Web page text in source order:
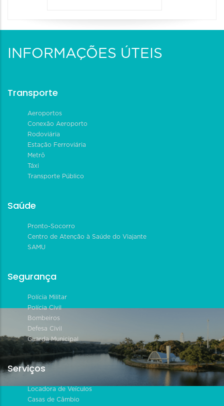
INFORMAÇÕES ÚTEIS
Transporte
Aeroportos
Conexão Aeroporto
Rodoviária
Estação Ferroviária
Metrô
Táxi
Transporte Público
Saúde
Pronto-Socorro
Centro de Atenção à Saúde do Viajante
SAMU
Segurança
Polícia Militar
Polícia Civil
Bombeiros
Defesa Civil
Guarda Municipal
Serviços
Locadora de Veículos
Casas de Câmbio